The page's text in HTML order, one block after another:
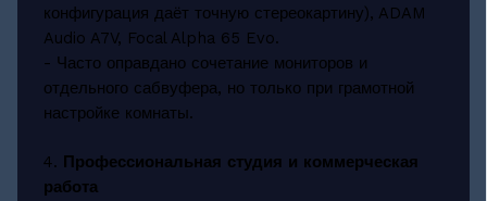
конфигурация даёт точную стереокартину), ADAM
Audio A7V, Focal Alpha 65 Evo.
- Часто оправдано сочетание мониторов и
отдельного сабвуфера, но только при грамотной
настройке комнаты.
4. Профессиональная студия и коммерческая
работа